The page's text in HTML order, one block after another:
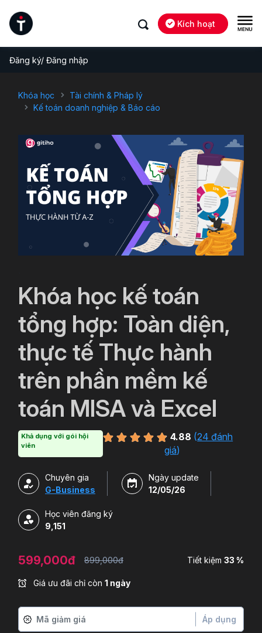
Kích hoạt
Đăng ký/ Đăng nhập
Khóa học
Tài chính & Pháp lý
Kế toán doanh nghiệp & Báo cáo
Khóa học kế toán
tổng hợp: Toàn diện,
thực tế Thực hành
trên phần mềm kế
toán MISA và Excel
Khả dụng với gói hội
viên
4.88 (24 đánh
giá)
Chuyên gia
G-Business
Ngày update
12/05/26
Học viên đăng ký
9,151
599,000đ 899,000đ Tiết kiệm 33 %
Giá ưu đãi chỉ còn 1 ngày
Áp dụng